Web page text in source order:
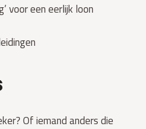
voor een eerlijk loon
Of iemand anders die